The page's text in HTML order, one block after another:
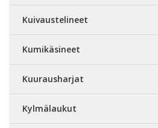
Kuivaustelineet
Kumikäsineet
Kuurausharjat
Kylmälaukut